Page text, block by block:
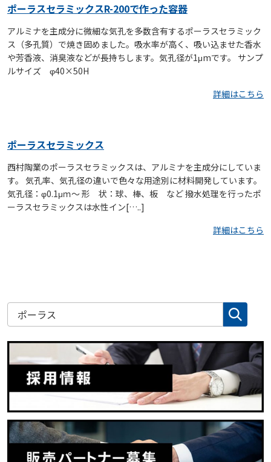
ポーラスセラミックスR-200で作った容器
アルミナを主成分に微細な気孔を多数含有するポーラスセラミック
ス（多孔質）で焼き固めました。吸水率が高く、吸い込ませた香水
や芳香液、消臭液などが長持ちします。気孔径が1μmです。 サンプ
ルサイズ φ40×50H
詳細はこちら
ポーラスセラミックス
西村陶業のポーラスセラミックスは、アルミナを主成分にしていま
す。 気孔率、気孔径の違いで色々な用途別に材料開発しています。
気孔径：φ0.1μｍ～ 形 状：球、棒、板 など 撥水処理を行ったポ
ーラスセラミックスは水性イン[…..]
詳細はこちら